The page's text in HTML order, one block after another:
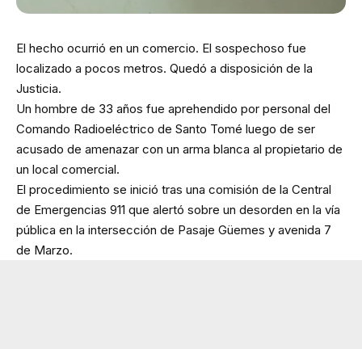
El hecho ocurrió en un comercio. El sospechoso fue
localizado a pocos metros. Quedó a disposición de la
Justicia.
Un hombre de 33 años fue aprehendido por personal del
Comando Radioeléctrico de Santo Tomé luego de ser
acusado de amenazar con un arma blanca al propietario de
un local comercial.
El procedimiento se inició tras una comisión de la Central
de Emergencias 911 que alertó sobre un desorden en la vía
pública en la intersección de Pasaje Güemes y avenida 7
de Marzo.